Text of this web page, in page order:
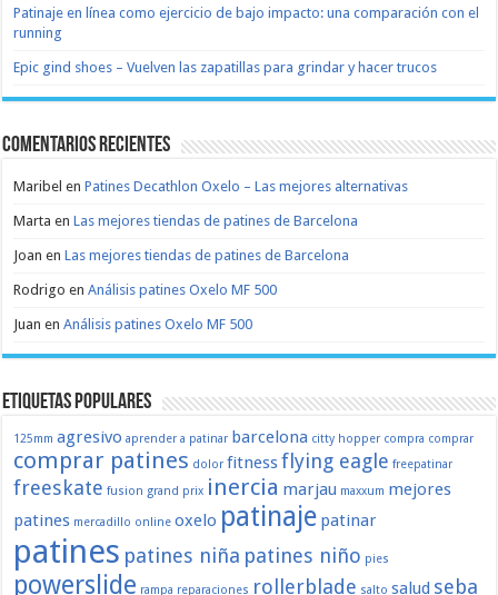
Patinaje en línea como ejercicio de bajo impacto: una comparación con el
running
Epic gind shoes – Vuelven las zapatillas para grindar y hacer trucos
Comentarios recientes
Maribel enPatines Decathlon Oxelo – Las mejores alternativas
Marta enLas mejores tiendas de patines de Barcelona
Joan enLas mejores tiendas de patines de Barcelona
Rodrigo enAnálisis patines Oxelo MF 500
Juan enAnálisis patines Oxelo MF 500
Etiquetas populares
125mm agresivo aprender a patinar barcelona citty hopper compra comprar
comprar patines dolor fitnessflying eagle freepatinar
freeskate fusion grand prix inercia marjau maxxum mejores
patines mercadillo online oxelo patinaje patinar
patines patines niña patines niño pies
powerslide rampa reparaciones rollerblade salto salud seba